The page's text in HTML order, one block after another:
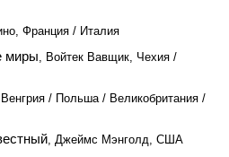
Франция / Италия
миры, Войтек Вавщик, Чехия /
/ Польша / Великобритания /
, Джеймс Мэнголд, США